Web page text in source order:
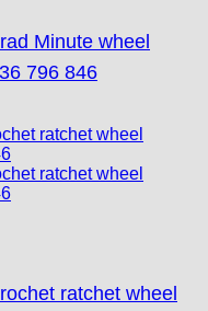
Minute wheel
796 846
ratchet wheel